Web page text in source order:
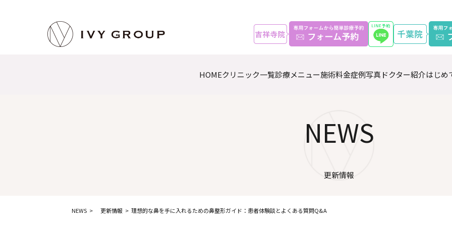
HOMEクリニック一覧診療メニュー施術料金症例写真ドクター紹介はじめ
NEWS
更新情報
NEWS 更新情報 理想的な鼻を手に入れるための鼻整形ガイド：患者体験談とよくある質問Q&A